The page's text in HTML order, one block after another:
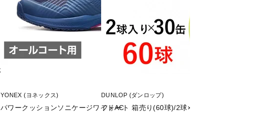
YONEX (ヨネックス)
パワークッションソニケージワイドAC
DUNLOP (ダンロップ)
フォート 箱売り(60球)/2球×30缶入り テニスボー